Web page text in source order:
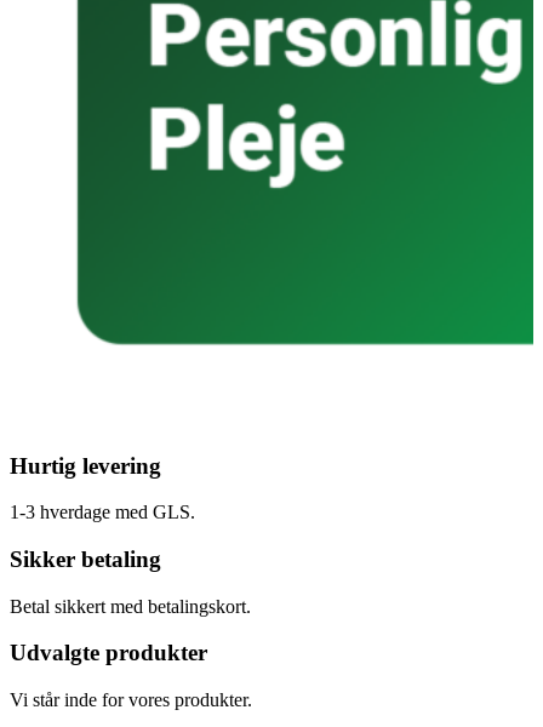
Hurtig levering
1-3 hverdage med GLS.
Sikker betaling
Betal sikkert med betalingskort.
Udvalgte produkter
Vi står inde for vores produkter.